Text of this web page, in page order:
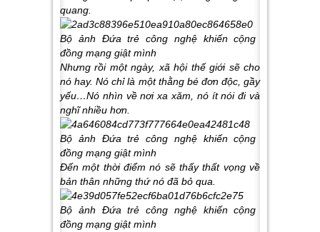
quang.
Nhưng rồi một ngày, xã hội thế giới sẽ cho
nó hay. Nó chỉ là một thằng bé đơn độc, gầy
yếu…Nó nhìn về nơi xa xăm, nó ít nói đi và
nghĩ nhiều hơn.
Đến một thời điểm nó sẽ thấy thất vọng về
bản thân những thứ nó đã bỏ qua.